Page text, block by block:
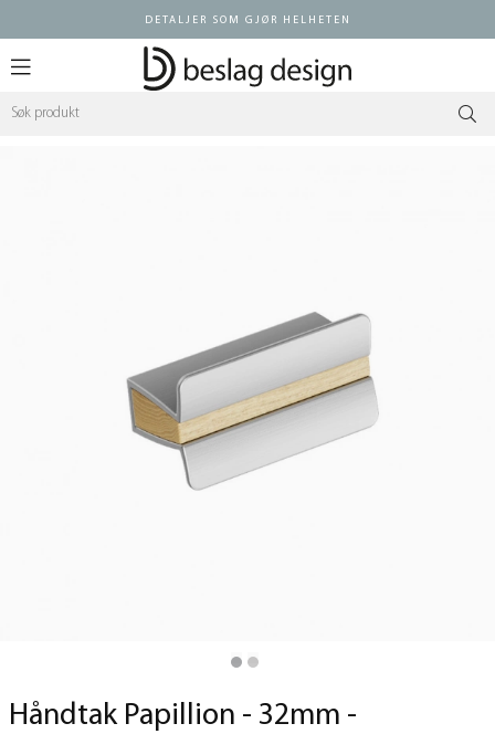
DETALJER SOM GJØR HELHETEN
Håndtak Papillion - 32mm -